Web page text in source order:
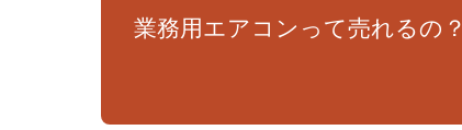
業務用エアコンって売れるの？